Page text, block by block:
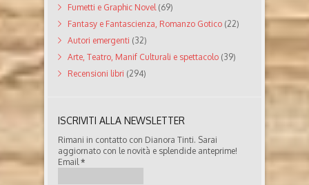
Fumetti e Graphic Novel (69)
Fantasy e Fantascienza, Romanzo Gotico (22)
Autori emergenti (32)
Arte, Teatro, Manif Culturali e spettacolo (39)
Recensioni libri (294)
ISCRIVITI ALLA NEWSLETTER
Rimani in contatto con Dianora Tinti. Sarai
aggiornato con le novità e splendide anteprime!
Email *